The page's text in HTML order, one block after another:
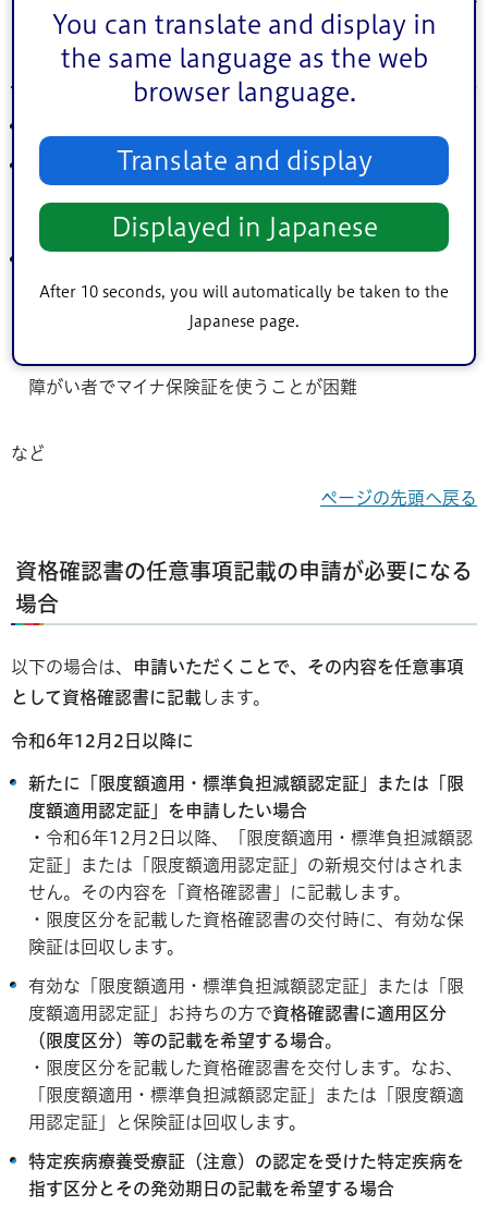
You can translate and display in
the same language as the web
browser language.
Translate and display
Displayed in Japanese
After 10 seconds, you will automatically be taken to the
Japanese page.
資格確認書の交付に申請が必要な場合
紙の保険証も資格確認書もない方がマイナ保険証を紛失
かりたい場合
診等が困難な場合
例：施設等に入所中で、マイナ保険証を施設では預かれ
障がい者でマイナ保険証を使うことが困難
など
ページの先頭へ戻る
資格確認書の任意事項記載の申請が必要になる
場合
以下の場合は、
申請いただくことで、その内容を任意事項
として資格確認書に記載 します。
令和6年12月2日以降に
新たに「限度額適用・標準負担減額認定証」または「限
度額適用認定証」を申請したい場合
・ 令和6年12月2日以降、「限度額適用・標準負担減額認
定証」または「限度額適用認定証」の新規交付はされま
せん。その内容を「資格確認書」に記載します。
・限度区分を記載した資格確認書の交付時に、有効な保
険証は回収します。
有効な「限度額適用・標準負担減額認定証」または「限
度額適用認定証」お持ちの方で資格確認書に適用区分
（限度区分）等の記載を希望する場合。
・限度区分を記載した資格確認書を交付します。なお、
「限度額適用・標準負担減額認定証」または「限度額適
用認定証」と保険証は回収します。
特定疾病療養受療証（注意）の認定を受けた特定疾病を
指す区分とその発効期日の記載を希望する場合